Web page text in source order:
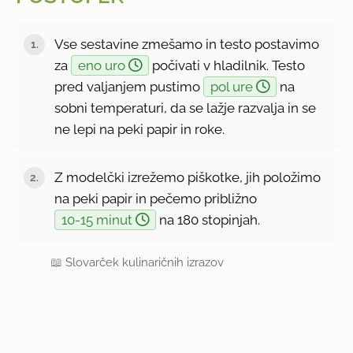
Vse sestavine zmešamo in testo postavimo
za
eno uro
počivati v hladilnik. Testo
pred valjanjem pustimo
pol ure
na
sobni temperaturi, da se lažje razvalja in se
ne lepi na peki papir in roke.
Z modelčki izrežemo piškotke, jih položimo
na peki papir in pečemo približno
10-15 minut
na 180 stopinjah.
📖Slovarček kulinaričnih izrazov